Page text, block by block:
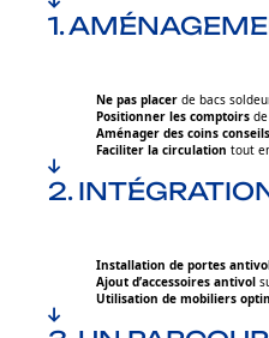
1.
Ne pas placer de bacs
Positionner les comptoirs
Aménager des coins conseils
Faciliter la circulation tout
2.
Installation de portes
Ajout d’accessoires antivol
Utilisation de mobiliers